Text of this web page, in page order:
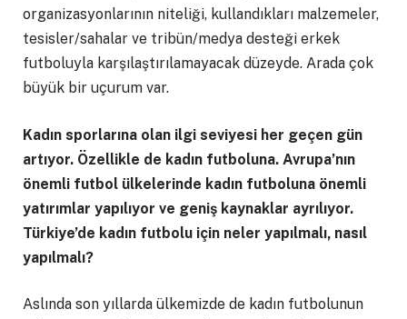
organizasyonlarının niteliği, kullandıkları malzemeler,
tesisler/sahalar ve tribün/medya desteği erkek
futboluyla karşılaştırılamayacak düzeyde. Arada çok
büyük bir uçurum var.
Kadın sporlarına olan ilgi seviyesi her geçen gün
artıyor. Özellikle de kadın futboluna. Avrupa’nın
önemli futbol ülkelerinde kadın futboluna önemli
yatırımlar yapılıyor ve geniş kaynaklar ayrılıyor.
Türkiye’de kadın futbolu için neler yapılmalı, nasıl
yapılmalı?
Aslında son yıllarda ülkemizde de kadın futbolunun